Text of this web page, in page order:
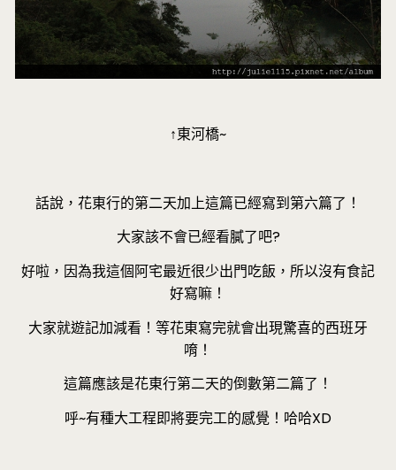
↑東河橋~
話說，花東行的第二天加上這篇已經寫到第六篇了！
大家該不會已經看膩了吧?
好啦，因為我這個阿宅最近很少出門吃飯，所以沒有食記
好寫嘛！
大家就遊記加減看！等花東寫完就會出現驚喜的西班牙
唷！
這篇應該是花東行第二天的倒數第二篇了！
呼~有種大工程即將要完工的感覺！哈哈XD